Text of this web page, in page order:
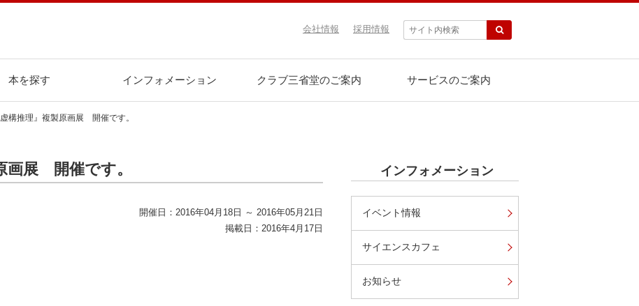
採用情報
会社情報
本を探す インフォメーション クラブ三省堂のご案内 サービスのご案内
構推理』複製原画展 開催です。
画展 開催です。
開催日：2016年04月18日 ～ 2016年05月21日
掲載日：2016年4月17日
インフォメーション
イベント情報
サイエンスカフェ
お知らせ